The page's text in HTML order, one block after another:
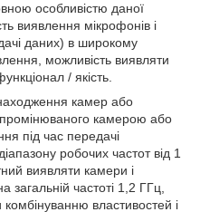
особливістю даної
виявлення мікрофонів і
даних) в широкому
можливість виявляти
/ якість.
камер або
камерою або
під час передачі
робочих частот від 1
виявляти камери і
загальній частоті 1,2 ГГц,
властивостей і